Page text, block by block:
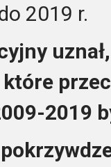
2019 r.
2019